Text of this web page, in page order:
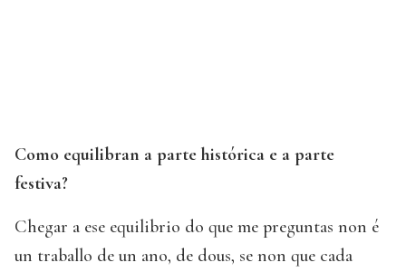
Como equilibran a parte histórica e a parte
festiva?
Chegar a ese equilibrio do que me preguntas non é
un traballo de un ano, de dous, se non que cada